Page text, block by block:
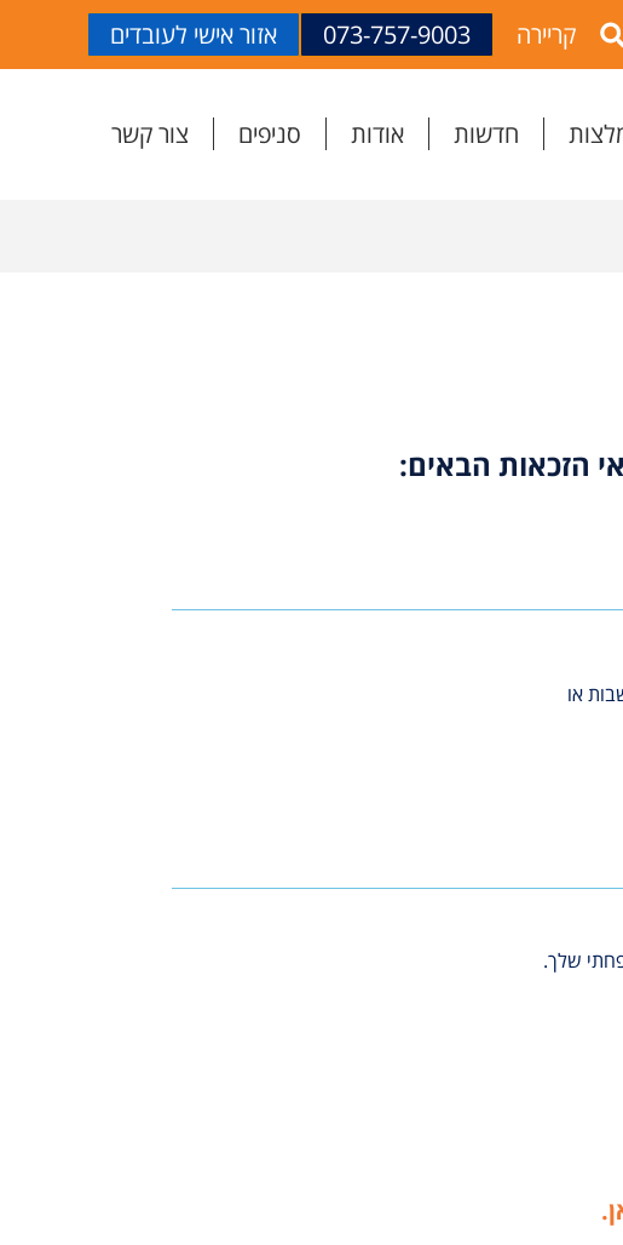
קריירה 073-757-9003 אזור אישי לעובדים
חדשות אודות סניפים צור קשר
הזכאות הבאים:
או
שלך.